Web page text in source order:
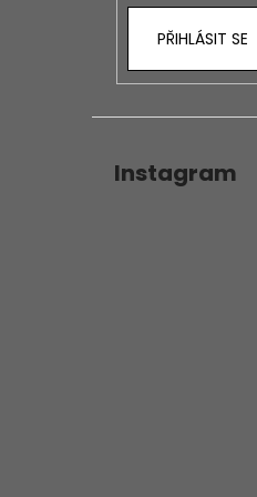
PŘIHLÁSIT SE
Instagram